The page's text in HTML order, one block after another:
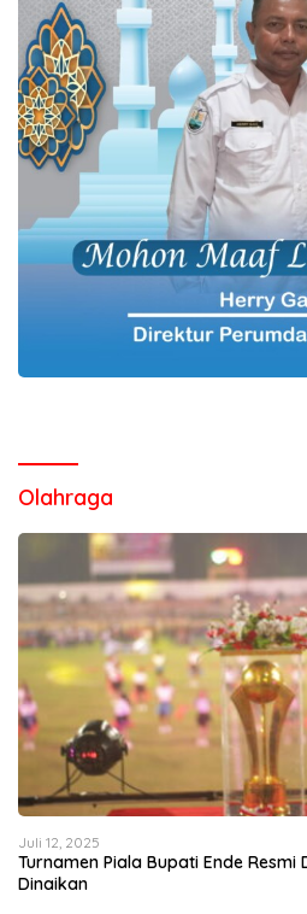
Olahraga
Juli 12, 2025
Turnamen Piala Bupati Ende Resmi
Dinaikan